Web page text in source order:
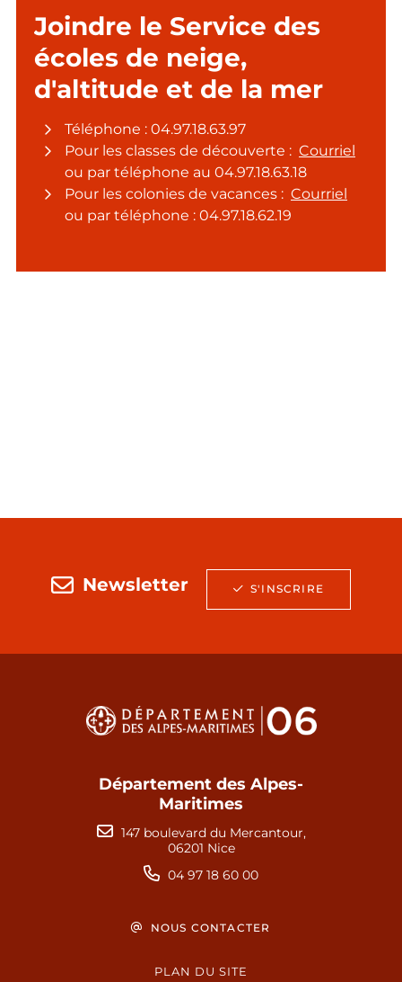
Joindre le Service des
écoles de neige,
d'altitude et de la mer
Téléphone : 04.97.18.63.97
Pour les classes de découverte : Courriel
ou par téléphone au 04.97.18.63.18
Pour les colonies de vacances : Courriel
ou par téléphone : 04.97.18.62.19
Newsletter S'INSCRIRE
Département des Alpes-
Maritimes
147 boulevard du Mercantour,
06201 Nice
04 97 18 60 00
NOUS CONTACTER
PLAN DU SITE